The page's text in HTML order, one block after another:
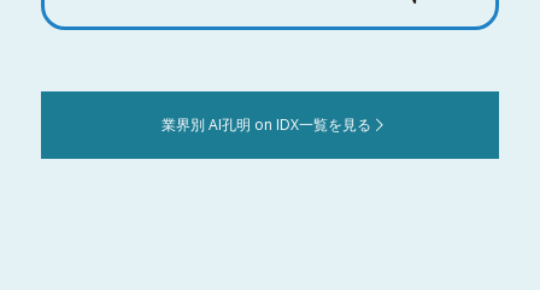
業界別 AI孔明 on IDX一覧を見る